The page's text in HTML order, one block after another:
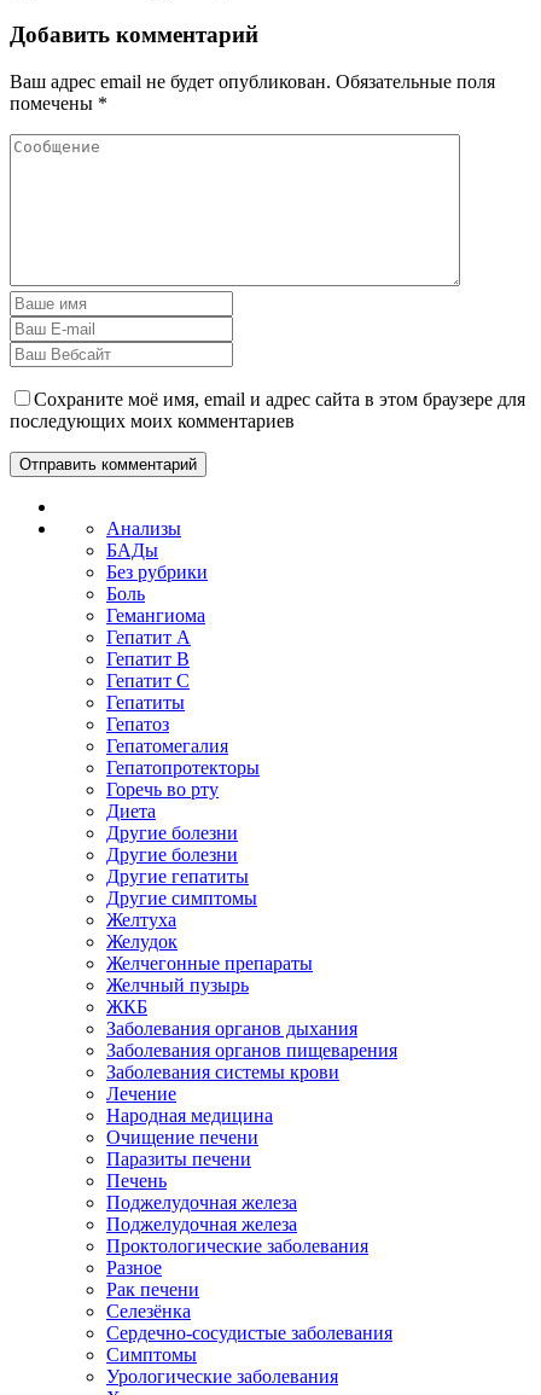
Добавить комментарий
Ваш адрес email не будет опубликован. Обязательные поля
помечены *
Сохраните моё имя, email и адрес сайта в этом браузере для
последующих моих комментариев
Анализы
БАДы
Без рубрики
Боль
Гемангиома
Гепатит A
Гепатит B
Гепатит C
Гепатиты
Гепатоз
Гепатомегалия
Гепатопротекторы
Горечь во рту
Диета
Другие болезни
Другие болезни
Другие гепатиты
Другие симптомы
Желтуха
Желудок
Желчегонные препараты
Желчный пузырь
ЖКБ
Заболевания органов дыхания
Заболевания органов пищеварения
Заболевания системы крови
Лечение
Народная медицина
Очищение печени
Паразиты печени
Печень
Поджелудочная железа
Поджелудочная железа
Проктологические заболевания
Разное
Рак печени
Селезёнка
Сердечно-сосудистые заболевания
Симптомы
Урологические заболевания